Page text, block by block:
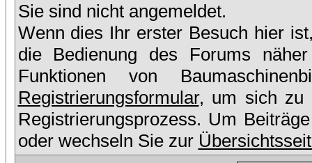
Sie sind nicht angemeldet.
Wenn dies Ihr erster Besuch hier
die Bedienung des Forums
Funktionen von
Registrierungsformular, um sich zu
Registrierungsprozess. Um
oder wechseln Sie zur